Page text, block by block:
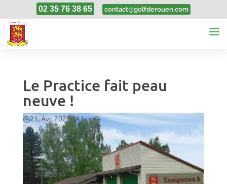
02 35 76 38 65 contact@golfderouen.com
Le Practice fait peau
neuve !
21, Avr, 2025|A la une